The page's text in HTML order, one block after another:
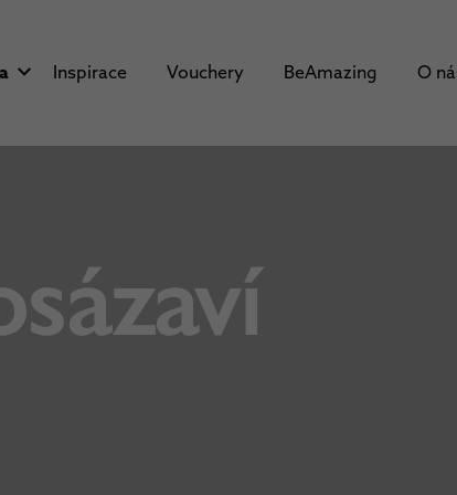
Inspirace Vouchery BeAmazing O